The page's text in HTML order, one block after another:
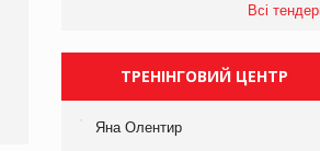
виробництва
Всі
ТРЕНІНГОВИЙ ЦЕНТР
Яна Олентир